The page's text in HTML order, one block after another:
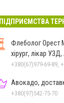
ПІДПРИЄМСТВА
Флеболог Орест
хірург, лікар
Тернополі
+380(67)979-69-89,
Авокадо,
+380(97)542-75-70